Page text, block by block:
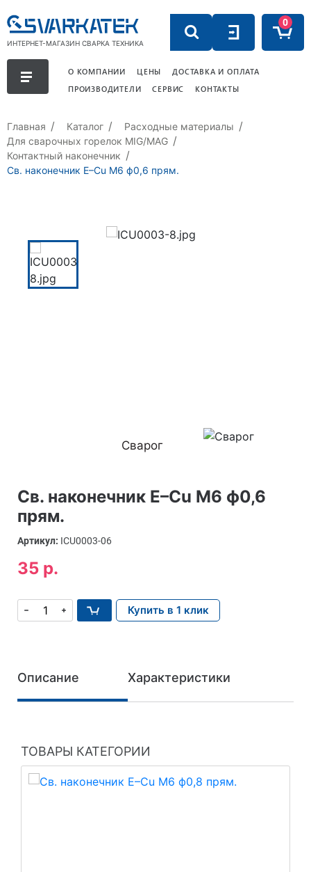
ИНТЕРНЕТ-МАГАЗИН СВАРКА ТЕХНИКА
0
О КОМПАНИИ ЦЕНЫ
ДОСТАВКА И ОПЛАТА
ПРОИЗВОДИТЕЛИ
СЕРВИС КОНТАКТЫ
Главная Каталог
Расходные материалы
Для сварочных горелок MIG/MAG
Контактный наконечник
Св. наконечник E–Cu М6 ф0,6 прям.
Сварог
Св. наконечник E–Cu М6 ф0,6
прям.
Артикул: ICU0003-06
35 р.
Купить в 1 клик
Описание Характеристики
ТОВАРЫ КАТЕГОРИИ